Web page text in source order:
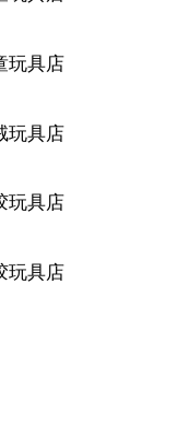
玩具店
玩具店
玩具店
玩具店